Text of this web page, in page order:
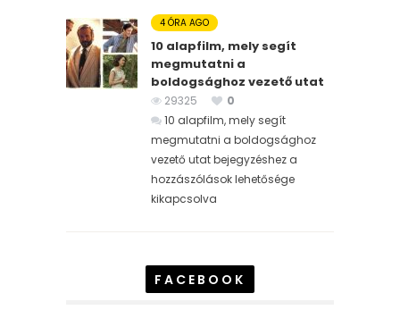
4 ÓRA AGO
10 alapfilm, mely segít
megmutatni a
boldogsághoz vezető utat
29325
0
10 alapfilm, mely segít
megmutatni a boldogsághoz
vezető utat bejegyzéshez a
hozzászólások lehetősége
kikapcsolva
FACEBOOK